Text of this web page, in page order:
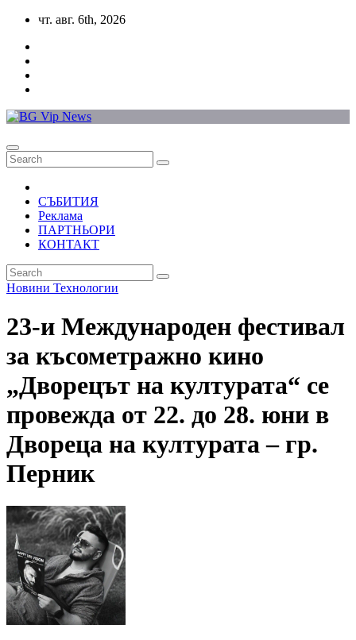
Skip
content
чт. авг. 6th, 2026
СЪБИТИЯ
Реклама
ПАРТНЬОРИ
КОНТАКТ
Новини Технологии
23-и Международен фестивал
за късометражно кино
„Дворецът на културата“ се
провежда от 22. до 28. юни в
Двореца на културата – гр.
Перник